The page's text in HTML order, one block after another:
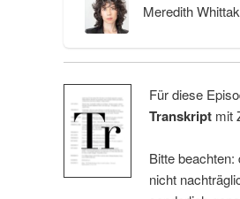
Meredith
Für diese
Transkriptmit
Bitte
nicht